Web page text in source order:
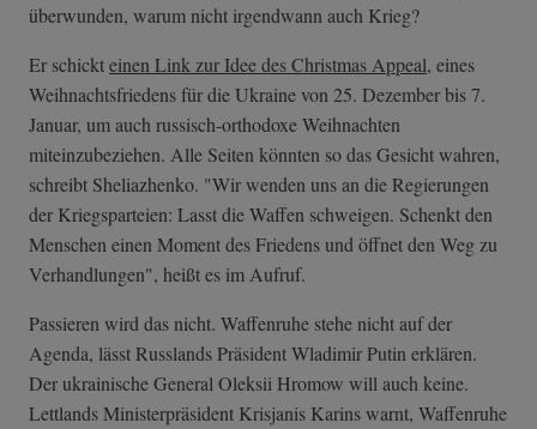
überwunden, warum nicht irgendwann auch Krieg?
Er schickteinen Link zur Idee des Christmas Appeal, eines
Weihnachtsfriedens für die Ukraine von 25. Dezember bis 7.
Januar, um auch russisch-orthodoxe Weihnachten
miteinzubeziehen. Alle Seiten könnten so das Gesicht wahren,
schreibt Sheliazhenko. "Wir wenden uns an die Regierungen
der Kriegsparteien: Lasst die Waffen schweigen. Schenkt den
Menschen einen Moment des Friedens und öffnet den Weg zu
Verhandlungen", heißt es im Aufruf.
Passieren wird das nicht. Waffenruhe stehe nicht auf der
Agenda, lässt Russlands Präsident Wladimir Putin erklären.
Der ukrainische General Oleksii Hromow will auch keine.
Lettlands Ministerpräsident Krisjanis Karins warnt, Waffenruhe